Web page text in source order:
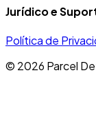
Jurídico e
Política de
© 2026 Parcel